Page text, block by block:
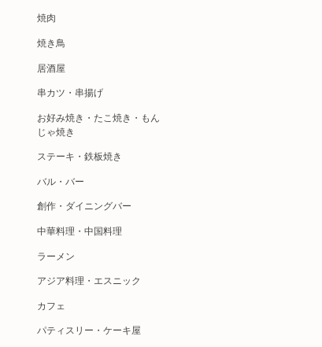
焼肉
焼き鳥
居酒屋
串カツ・串揚げ
お好み焼き・たこ焼き・もん
じゃ焼き
ステーキ・鉄板焼き
バル・バー
創作・ダイニングバー
中華料理・中国料理
ラーメン
アジア料理・エスニック
カフェ
パティスリー・ケーキ屋